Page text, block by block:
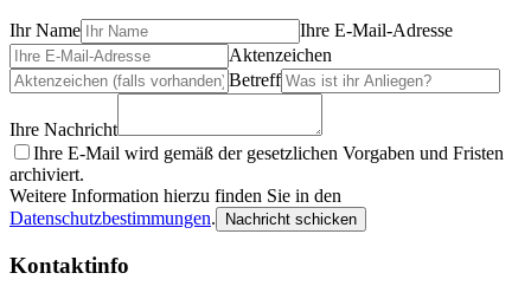
Ihr Name
Ihre E-Mail-Adresse
Aktenzeichen
Betreff
Ihre Nachricht
Ihre E-Mail wird gemäß der gesetzlichen Vorgaben und Fristen
archiviert.
Weitere Information hierzu finden Sie in den
Datenschutzbestimmungen.
Kontaktinfo